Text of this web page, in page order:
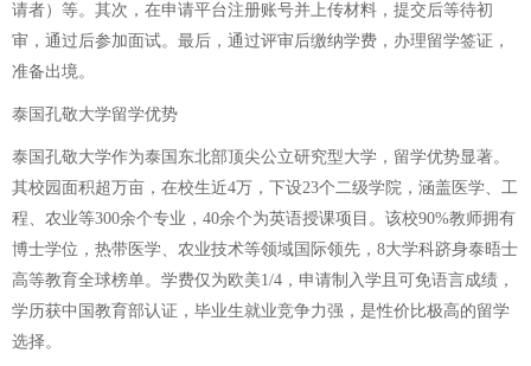
请者）等。其次，在申请平台注册账号并上传材料，提交后等待初
审，通过后参加面试。最后，通过评审后缴纳学费，办理留学签证，
准备出境。
泰国孔敬大学留学优势
泰国孔敬大学作为泰国东北部顶尖公立研究型大学，留学优势显著。
其校园面积超万亩，在校生近4万，下设23个二级学院，涵盖医学、工
程、农业等300余个专业，40余个为英语授课项目。该校90%教师拥有
博士学位，热带医学、农业技术等领域国际领先，8大学科跻身泰晤士
高等教育全球榜单。学费仅为欧美1/4，申请制入学且可免语言成绩，
学历获中国教育部认证，毕业生就业竞争力强，是性价比极高的留学
选择。